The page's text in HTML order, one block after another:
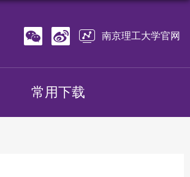
南京理工大学官网
常用下载